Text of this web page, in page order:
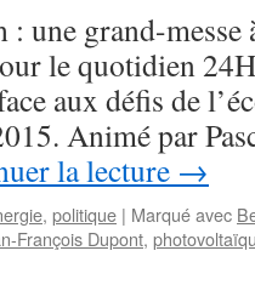
: une grand-
le quotidien
aux défis de
Animé par
la lecture →
, politique | Marqué avec
François Dupont,